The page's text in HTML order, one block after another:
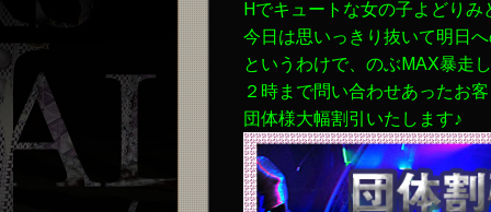
Hでキュートな女の子よどり
今日は思いっきり抜いて明日
というわけで、のぶMAX暴走
２時まで問い合わせあったお
団体様大幅割引いたします♪